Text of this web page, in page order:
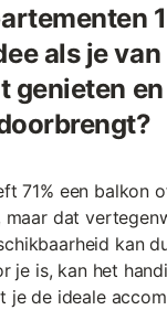
als je
genieten
71% een balkon
dat
kan
je is, kan het
je de ideale